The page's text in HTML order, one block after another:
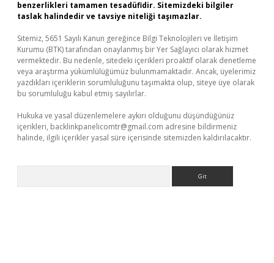
benzerlikleri tamamen tesadüfidir. Sitemizdeki bilgiler
taslak halindedir ve tavsiye niteliği taşımazlar.
Sitemiz, 5651 Sayılı Kanun gereğince Bilgi Teknolojileri ve İletişim
Kurumu (BTK) tarafından onaylanmış bir Yer Sağlayıcı olarak hizmet
vermektedir. Bu nedenle, sitedeki içerikleri proaktif olarak denetleme
veya araştırma yükümlülüğümüz bulunmamaktadır. Ancak, üyelerimiz
yazdıkları içeriklerin sorumluluğunu taşımakta olup, siteye üye olarak
bu sorumluluğu kabul etmiş sayılırlar.
Hukuka ve yasal düzenlemelere aykırı olduğunu düşündüğünüz
içerikleri, backlinkpanelicomtr@gmail.com adresine bildirmeniz
halinde, ilgili içerikler yasal süre içerisinde sitemizden kaldırılacaktır.